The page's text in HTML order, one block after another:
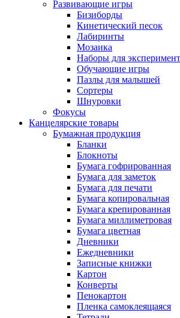
Развивающие игры
Бизиборды
Кинетический песок
Лабиринты
Мозаика
Наборы для
Обучающие игры
Пазлы для малышей
Сортеры
Шнуровки
Фокусы
Канцелярские товары
Бумажная продукция
Бланки
Блокноты
Бумага гофрированная
Бумага для заметок
Бумага для печати
Бумага копировальная
Бумага крепированная
Бумага миллиметровая
Бумага цветная
Дневники
Ежедневники
Записные книжки
Картон
Конверты
Пенокартон
Пленка самоклеящаяся